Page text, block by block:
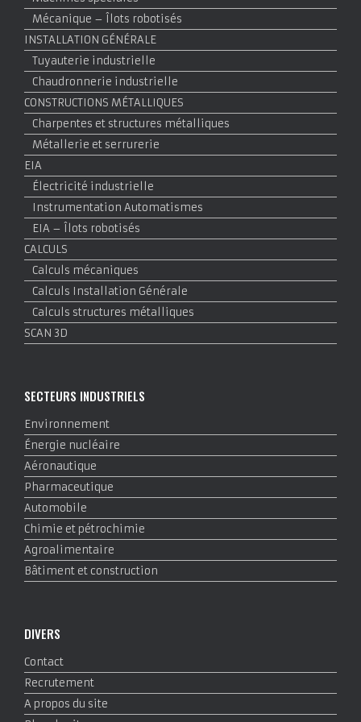
Mécanique – Îlots robotisés
INSTALLATION GÉNÉRALE
Tuyauterie industrielle
Chaudronnerie industrielle
CONSTRUCTIONS MÉTALLIQUES
Charpentes et structures métalliques
Métallerie et serrurerie
EIA
Électricité industrielle
Instrumentation Automatismes
EIA – Îlots robotisés
CALCULS
Calculs mécaniques
Calculs Installation Générale
Calculs structures métalliques
SCAN 3D
SECTEURS INDUSTRIELS
Environnement
Énergie nucléaire
Aéronautique
Pharmaceutique
Automobile
Chimie et pétrochimie
Agroalimentaire
Bâtiment et construction
DIVERS
Contact
Recrutement
A propos du site